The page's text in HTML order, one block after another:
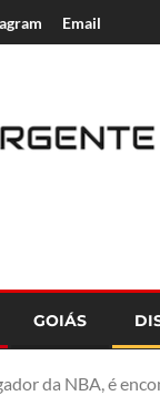
Email
GOIÁS
da NBA, é